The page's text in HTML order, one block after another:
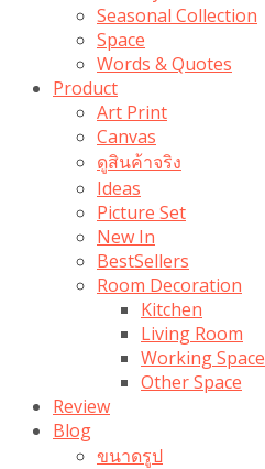
Seasonal Collection
Space
Words & Quotes
Product
Art Print
Canvas
ดูสินค้าจริง
Ideas
Picture Set
New In
BestSellers
Room Decoration
Kitchen
Living Room
Working Space
Other Space
Review
Blog
ขนาดรูป